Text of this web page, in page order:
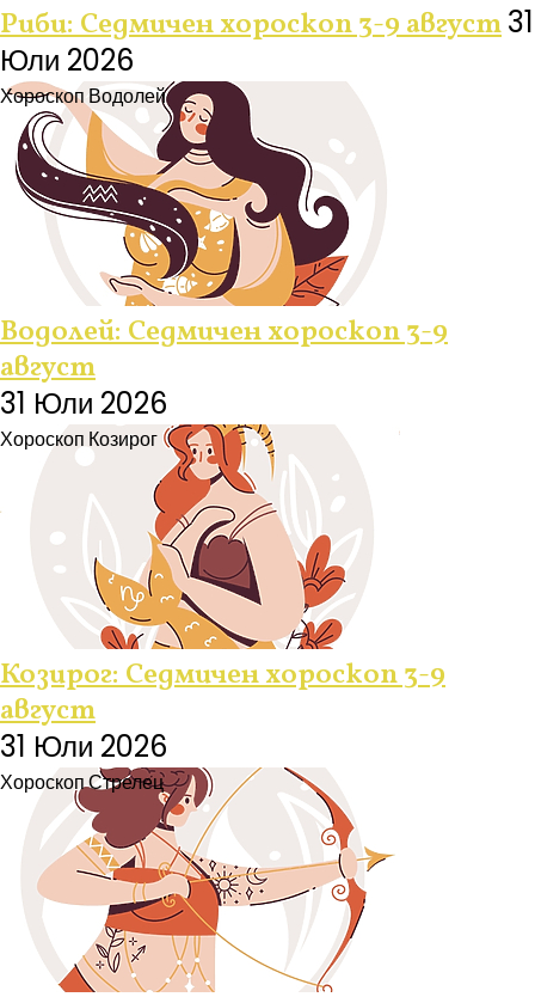
Риби: Седмичен хороскоп 3-9 август31
Юли 2026
ХороскопВодолей
Водолей: Седмичен хороскоп 3-9
август
31 Юли 2026
Хороскоп Козирог
Козирог: Седмичен хороскоп 3-9
август
31 Юли 2026
ХороскопСтрелец